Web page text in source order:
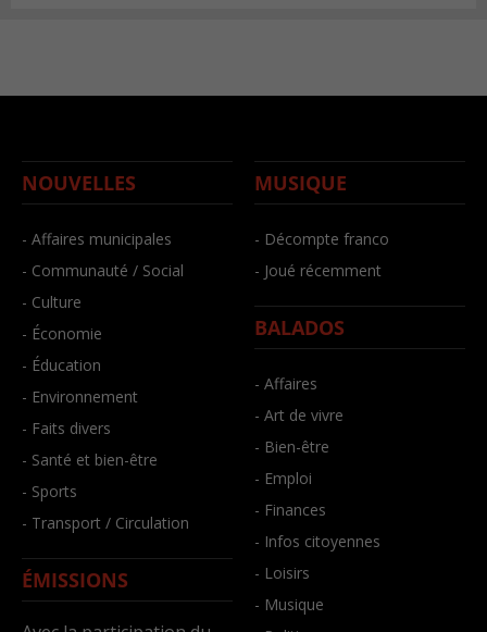
NOUVELLES
- Affaires municipales
- Communauté / Social
- Culture
- Économie
- Éducation
- Environnement
- Faits divers
- Santé et bien-être
- Sports
- Transport / Circulation
ÉMISSIONS
MUSIQUE
- Décompte franco
- Joué récemment
BALADOS
- Affaires
- Art de vivre
- Bien-être
- Emploi
- Finances
- Infos citoyennes
- Loisirs
- Musique